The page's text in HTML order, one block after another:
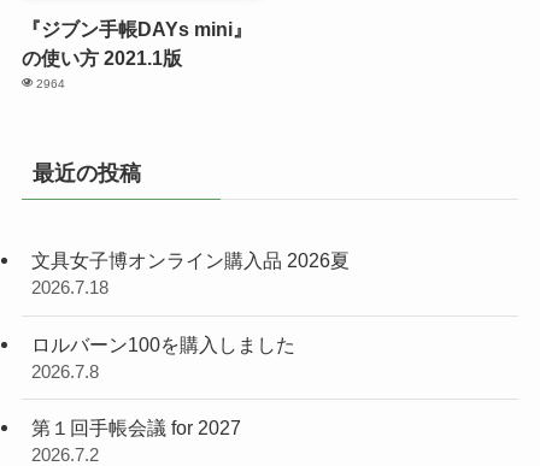
『ジブン手帳DAYs mini』
の使い方 2021.1版
2964
最近の投稿
文具女子博オンライン購入品 2026夏
2026.7.18
ロルバーン100を購入しました
2026.7.8
第１回手帳会議 for 2027
2026.7.2